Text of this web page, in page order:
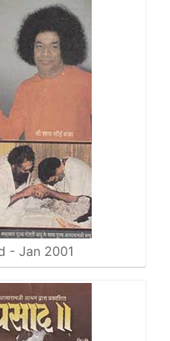
- Jan 2001